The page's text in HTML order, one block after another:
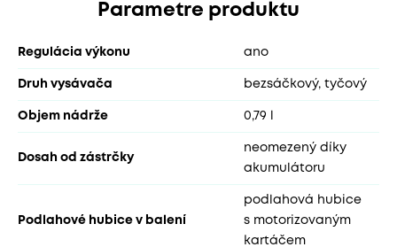
Parametre produktu
Regulácia výkonu ano
Druh vysávača bezsáčkový, tyčový
Objem nádrže 0,79 l
Dosah od zástrčky
neomezený díky
akumulátoru
Podlahové hubice v balení
podlahová hubice
s motorizovaným
kartáčem